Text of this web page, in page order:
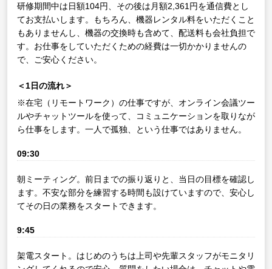
研修期間中は日額104円、その後は月額2,361円を通信費とし
てお支払いします。もちろん、機器レンタル料をいただくこと
もありませんし、機器の交換時も含めて、配送料も会社負担で
す。お仕事をしていただくための経費は一切かかりませんの
で、ご安心ください。
＜1日の流れ＞
※在宅（リモートワーク）の仕事ですが、オンライン会議ツー
ルやチャットツールを使って、コミュニケーションを取りなが
ら仕事をします。一人で孤独、という仕事ではありません。
09:30
朝ミーティング。前日までの振り返りと、当日の目標を確認し
ます。不安な部分を練習する時間も設けていますので、安心し
てその日の業務をスタートできます。
9:45
架電スタート。はじめのうちは上司や先輩スタッフがモニタリ